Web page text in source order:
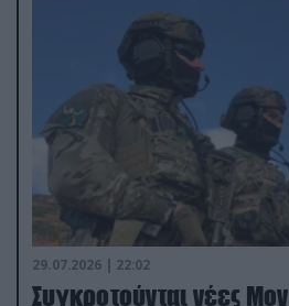
29.07.2026 | 22:02
Συγκροτούνται νέες